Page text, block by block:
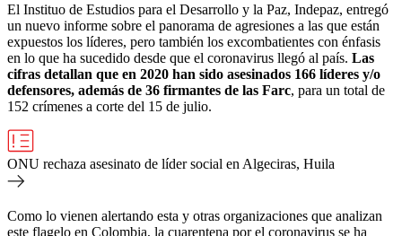
El Instituo de Estudios para el Desarrollo y la Paz, Indepaz, entregó
un nuevo informe sobre el panorama de agresiones a las que están
expuestos los líderes, pero también los excombatientes con énfasis
en lo que ha sucedido desde que el coronavirus llegó al país. Las
cifras detallan que en 2020 han sido asesinados 166 líderes y/o
defensores, además de 36 firmantes de las Farc, para un total de
152 crímenes a corte del 15 de julio.
ONU rechaza asesinato de líder social en Algeciras, Huila
Como lo vienen alertando esta y otras organizaciones que analizan
este flagelo en Colombia, la cuarentena por el coronavirus se ha